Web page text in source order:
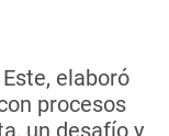
elaboró
procesos
un desafío y